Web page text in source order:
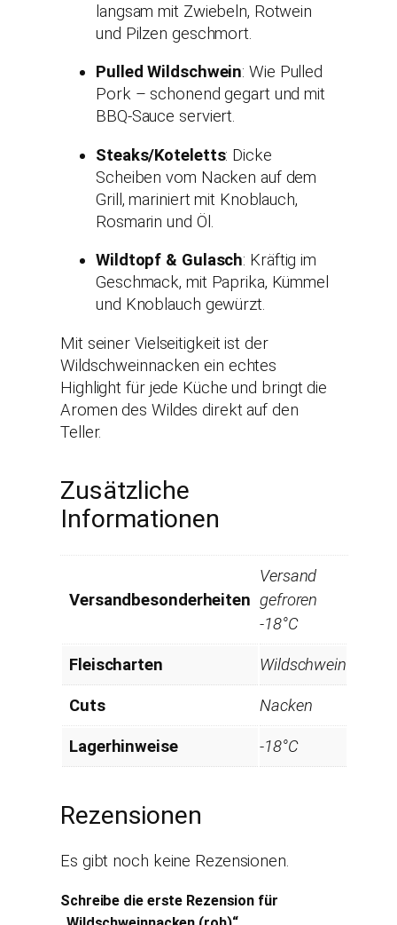
langsam mit Zwiebeln, Rotwein
und Pilzen geschmort.
Pulled Wildschwein: Wie Pulled
Pork – schonend gegart und mit
BBQ-Sauce serviert.
Steaks/Koteletts: Dicke
Scheiben vom Nacken auf dem
Grill, mariniert mit Knoblauch,
Rosmarin und Öl.
Wildtopf & Gulasch: Kräftig im
Geschmack, mit Paprika, Kümmel
und Knoblauch gewürzt.
Mit seiner Vielseitigkeit ist der
Wildschweinnacken ein echtes
Highlight für jede Küche und bringt die
Aromen des Wildes direkt auf den
Teller.
Zusätzliche
Informationen
Versandbesonderheiten
Versand
gefroren
-18°C
Fleischarten Wildschwein
Cuts Nacken
Lagerhinweise -18°C
Rezensionen
Es gibt noch keine Rezensionen.
Schreibe die erste Rezension für